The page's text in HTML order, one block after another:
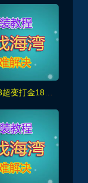
斗破诛仙3超变打金18职业精修版，GM工具+网页注册+安装教程